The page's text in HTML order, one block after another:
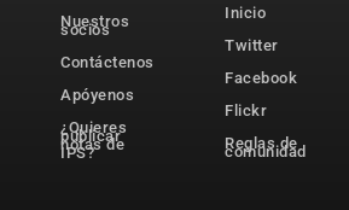
Nuestros
socios
Contáctenos
Apóyenos
¿Quieres
publicar
notas de
IPS?
Inicio
Twitter
Facebook
Flickr
Reglas de
comunidad